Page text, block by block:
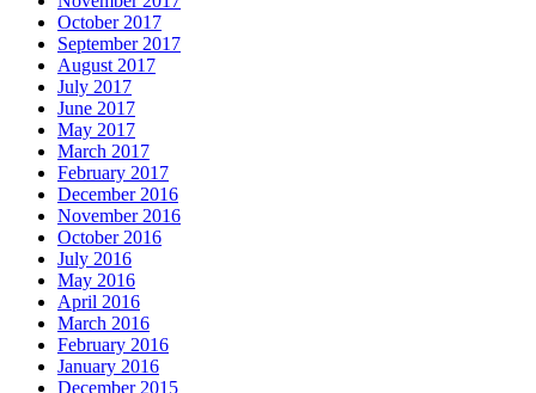
October 2017
September 2017
August 2017
July 2017
June 2017
May 2017
March 2017
February 2017
December 2016
November 2016
October 2016
July 2016
May 2016
April 2016
March 2016
February 2016
January 2016
December 2015